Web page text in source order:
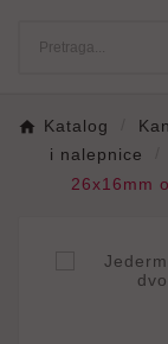
Katalog
i nalepnice
26x16mm